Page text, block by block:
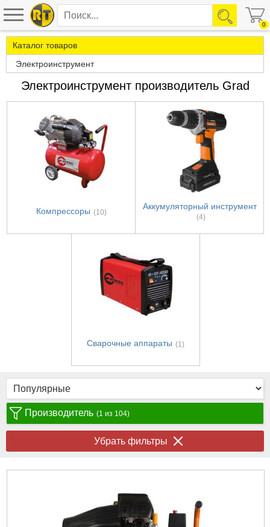
0
Каталог товаров
Электроинструмент
Электроинструмент производитель Grad
Компрессоры (10)
Аккумуляторный инструмент
(4)
Сварочные аппараты (1)
Производитель (1 из 104)
Убрать фильтры